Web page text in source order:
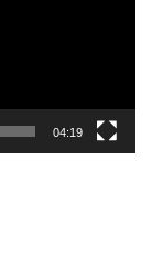
04:19